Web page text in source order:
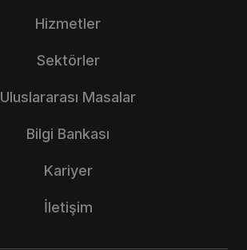
Hizmetler
Sektörler
Uluslararası Masalar
Bilgi Bankası
Kariyer
İletişim